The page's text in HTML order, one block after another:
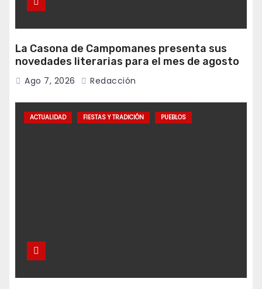
La Casona de Campomanes presenta sus
novedades literarias para el mes de agosto
Ago 7, 2026 Redacción
ACTUALIDAD FIESTAS Y TRADICIÓN PUEBLOS